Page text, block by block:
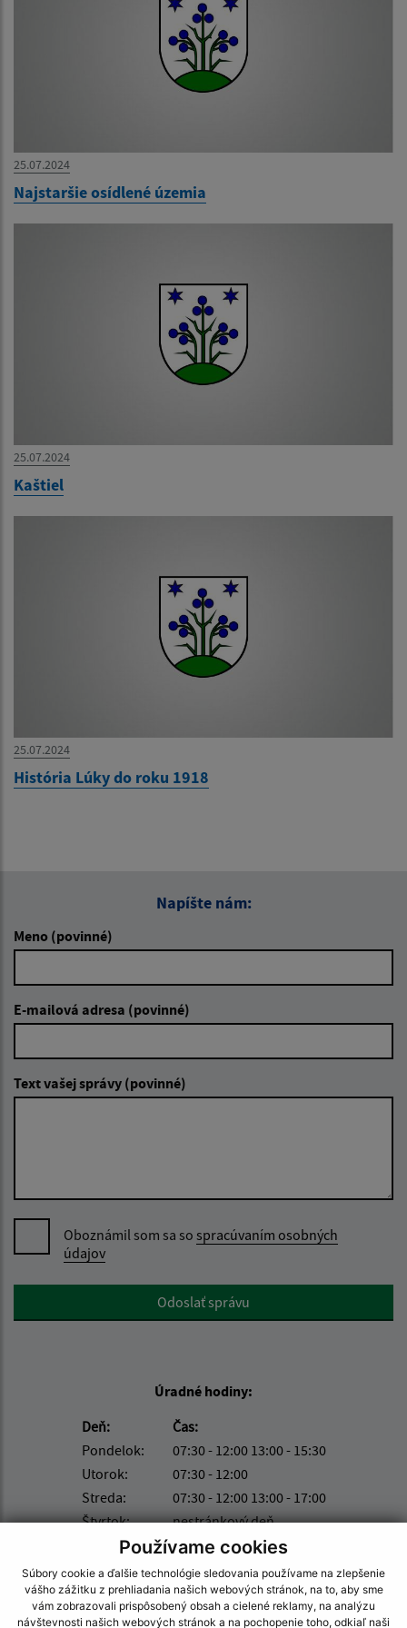
Používame cookies
Súbory cookie a ďalšie technológie sledovania používame na zlepšenie
vášho zážitku z prehliadania našich webových stránok, na to, aby sme
vám zobrazovali prispôsobený obsah a cielené reklamy, na analýzu
návštevnosti našich webových stránok a na pochopenie toho, odkiaľ naši
25.07.2024
Najstaršie osídlené územia
25.07.2024
Kaštiel
25.07.2024
História Lúky do roku 1918
Napíšte nám:
Meno (povinné)
E-mailová adresa (povinné)
Text vašej správy (povinné)
Oboznámil som sa so spracúvaním osobných
údajov
Google reCaptcha ResponseOdoslať správu
Úradné hodiny:
Deň:
Čas:
Pondelok:
07:30 - 12:00 13:00 - 15:30
Utorok:
07:30 - 12:00
Streda:
07:30 - 12:00 13:00 - 17:00
Štvrtok:
nestránkový deň
Piatok:
07:30 - 12:00
Kontakt:
Obecný úrad Lúka